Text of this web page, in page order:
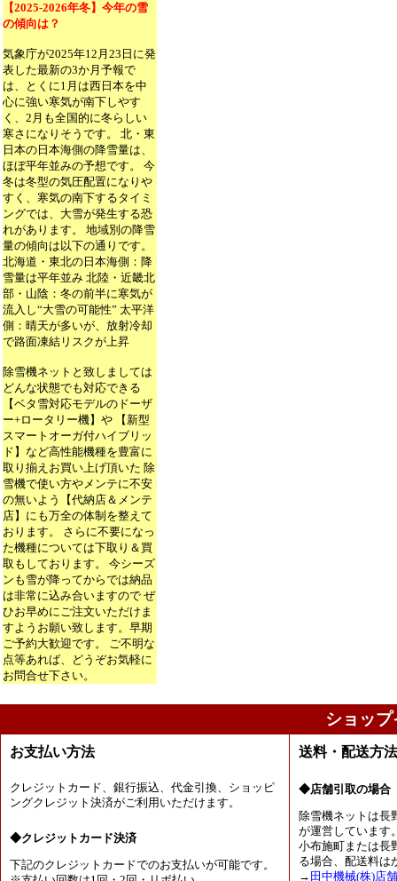
【2025-2026年冬】今年の雪
の傾向は？
気象庁が2025年12月23日に発
表した最新の3か月予報で
は、とくに1月は西日本を中
心に強い寒気が南下しやす
く、2月も全国的に冬らしい
寒さになりそうです。 北・東
日本の日本海側の降雪量は、
ほぼ平年並みの予想です。 今
冬は冬型の気圧配置になりや
すく、寒気の南下するタイミ
ングでは、大雪が発生する恐
れがあります。 地域別の降雪
量の傾向は以下の通りです。
北海道・東北の日本海側：降
雪量は平年並み 北陸・近畿北
部・山陰：冬の前半に寒気が
流入し“大雪の可能性” 太平洋
側：晴天が多いが、放射冷却
で路面凍結リスクが上昇
除雪機ネットと致しましては
どんな状態でも対応できる
【ベタ雪対応モデルのドーザ
ー+ロータリー機】や 【新型
スマートオーガ付ハイブリッ
ド】など高性能機種を豊富に
取り揃えお買い上げ頂いた 除
雪機で使い方やメンテに不安
の無いよう【代納店＆メンテ
店】にも万全の体制を整えて
おります。 さらに不要になっ
た機種については下取り＆買
取もしております。 今シーズ
ンも雪が降ってからでは納品
は非常に込み合いますので ぜ
ひお早めにご注文いただけま
すようお願い致します。早期
ご予約大歓迎です。 ご不明な
点等あれば、どうぞお気軽に
お問合せ下さい。
ショッ
お支払い方法
クレジットカード、銀行振込、代金引換、ショッピ
ングクレジット決済がご利用いただけます。
◆クレジットカード決済
下記のクレジットカードでのお支払いが可能です。
送料・配送方
◆店舗引取の場合
除雪機ネットは長
が運営しています
小布施町または長
る場合、配送料は
→ 田中機械(株)店